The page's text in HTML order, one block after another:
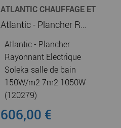
ATLANTIC CHAUFFAGE ET
Atlantic - Plancher Rayonnant Electrique Soleka salle de bain 150W/m2 7m2 1050W (120279)
Atlantic - Plancher
Rayonnant Electrique
Soleka salle de bain
150W/m2 7m2 1050W
(120279)
606,00 €